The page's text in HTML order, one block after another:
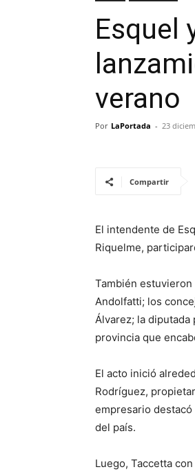
Esquel
verano
Por LaPortada - 23
Compartir
El intendente de
Riquelme,
También
Andolfatti; los
Álvarez; la diputada
provincia que
El acto inició
Rodríguez,
empresario
del país.
Luego, Taccetta